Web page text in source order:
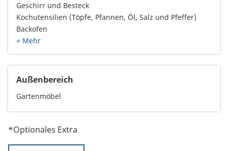
Geschirr und Besteck
Kochutensilien (Töpfe, Pfannen, Öl, Salz und Pfeffer)
Backofen
+ Mehr
Außenbereich
Gartenmöbel
*Optionales Extra